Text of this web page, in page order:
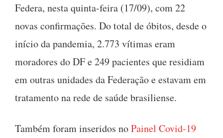
Federa, nesta quinta-feira (17/09), com 22
novas confirmações. Do total de óbitos, desde o
início da pandemia, 2.773 vítimas eram
moradores do DF e 249 pacientes que residiam
em outras unidades da Federação e estavam em
tratamento na rede de saúde brasiliense.
Também foram inseridos noPainel Covid-19